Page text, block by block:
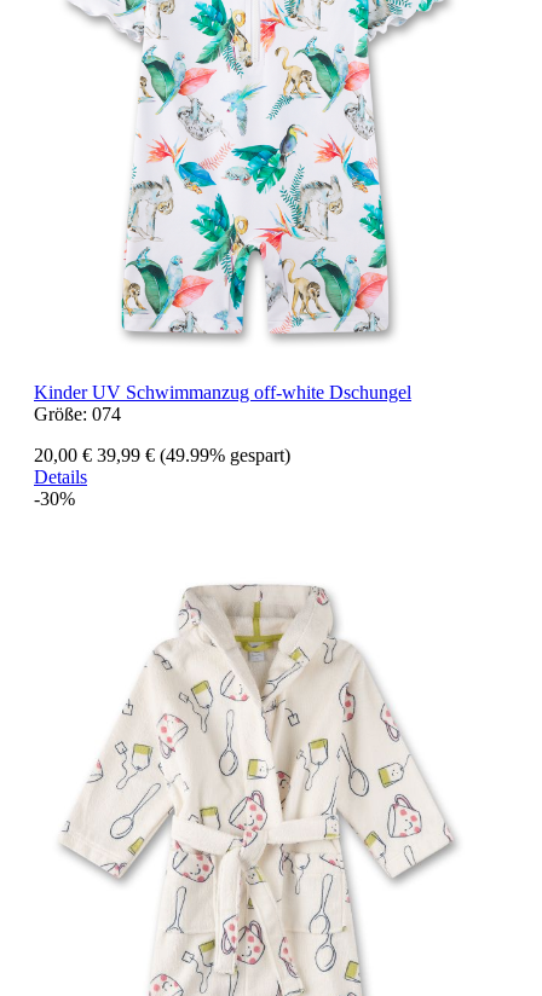
Kinder UV Schwimmanzug off-white Dschungel
Größe: 074
20,00 € 39,99 € (49.99% gespart)
Details
-30%